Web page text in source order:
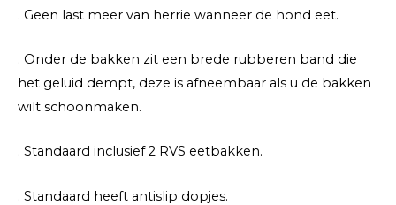
. Geen last meer van herrie wanneer de hond eet.
. Onder de bakken zit een brede rubberen band die
het geluid dempt, deze is afneembaar als u de bakken
wilt schoonmaken.
. Standaard inclusief 2 RVS eetbakken.
. Standaard heeft antislip dopjes.